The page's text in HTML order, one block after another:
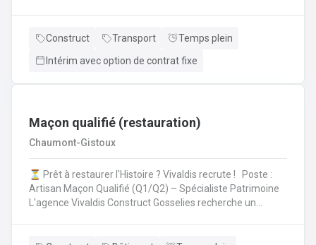
chargement/déchargement des camions et veillez à
Construct Transport
Temps plein
Intérim avec option de contrat fixe
Maçon qualifié (restauration)
Chaumont-Gistoux
⏳ Prêt à restaurer l'Histoire ? Vivaldis recrute ! Poste :
Artisan Maçon Qualifié (Q1/Q2) – Spécialiste Patrimoine
L'agence Vivaldis Construct Gosselies recherche un